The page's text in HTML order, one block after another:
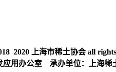
2020 上海市稀土协会 all
用办公室 承办单位：上海稀